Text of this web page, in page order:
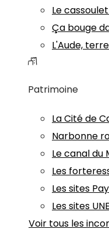
Le
Ça bouge
L'Aude,
Patrimoine
La Cité de
Narbonne
Le canal du
Les
Les sites
Les sites
Voir tous les